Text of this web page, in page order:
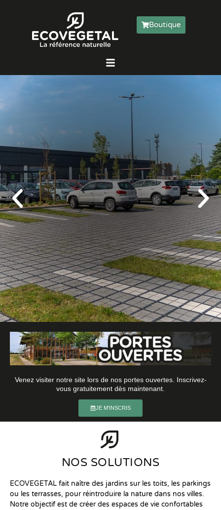
Boutique
Découvrez toutes nos solutions de parkings
drainants pour l'infiltration des eaux pluviales à la
comme ici !
Découvrir les solutions
Venez visiter notre site lors de nos portes ouvertes. Inscrivez-
vous gratuitement dès maintenant.
JE M'INSCRIS
NOS SOLUTIONS
ECOVEGETAL fait naître des jardins sur les toits, les parkings
ou les terrasses, pour réintroduire la nature dans nos villes.
Notre objectif est de créer des espaces de vie confortables